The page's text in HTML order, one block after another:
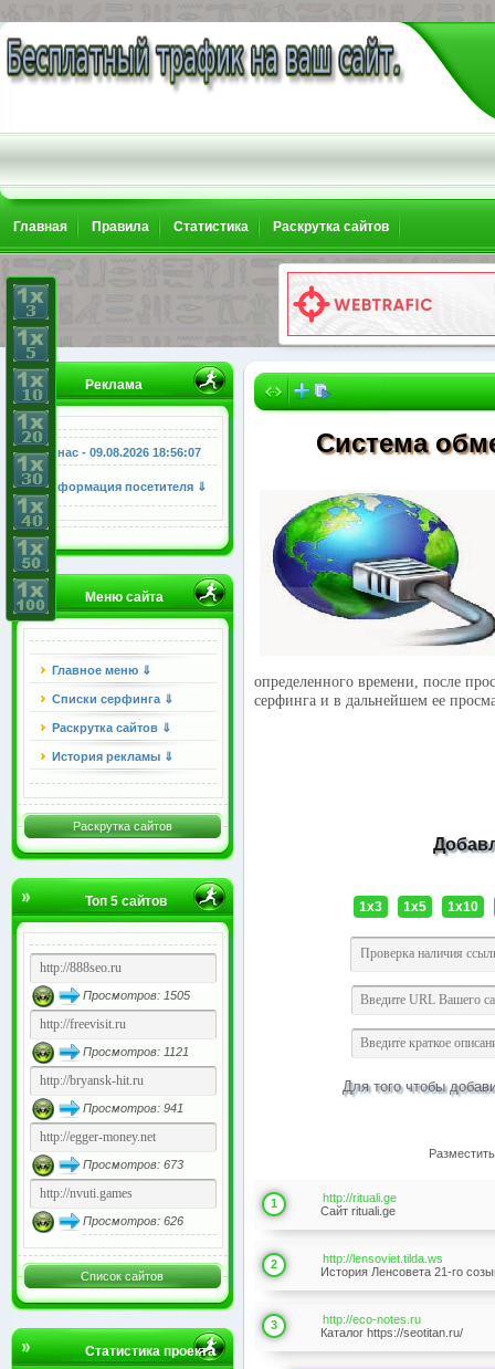
Главная Правила Статистика Раскрутка сайтов
Реклама
У нас - 09.08.2026 18:56:08
Информация посетителя ⇓
Меню сайта
Главное меню ⇓
Списки серфинга ⇓
Раскрутка сайтов ⇓
История рекламы ⇓
Раскрутка сайтов
Топ 5 сайтов
Просмотров: 1505
Просмотров: 1121
Просмотров: 941
Просмотров: 673
Просмотров: 626
Список сайтов
Статистика проекта
Система
определенного времени, после
серфинга и в дальнейшем ее
1x3 1x5 1x10
Для того чтобы
1
http://rituali.ge
Сайт rituali.ge
2
http://lensoviet.tilda.ws
История Ленсовета 21-го
3
http://eco-notes.ru
Каталог https://seotitan.ru/